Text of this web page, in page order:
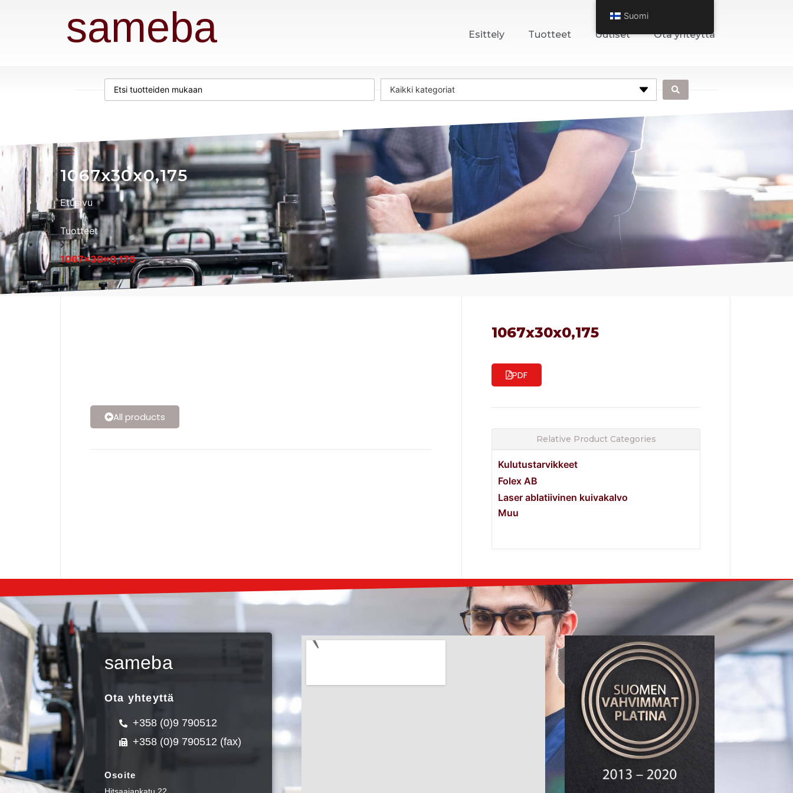
sameba Esittely Tuotteet Uutiset Ota yhteyttä
Kaikki kategoriat
1067x30x0,175
Etusivu
Tuotteet
1067x30x0,175
All products
1067x30x0,175
PDF
Relative Product Categories
Kulutustarvikkeet
Folex AB
Laser ablatiivinen kuivakalvo
Muu
sameba
Ota yhteyttä
+358 (0)9 790512
+358 (0)9 790512 (fax)
Osoite
Suomi